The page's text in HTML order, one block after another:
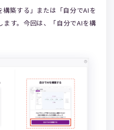
構築する」または「自分でAIを
す。今回は、「自分でAIを構